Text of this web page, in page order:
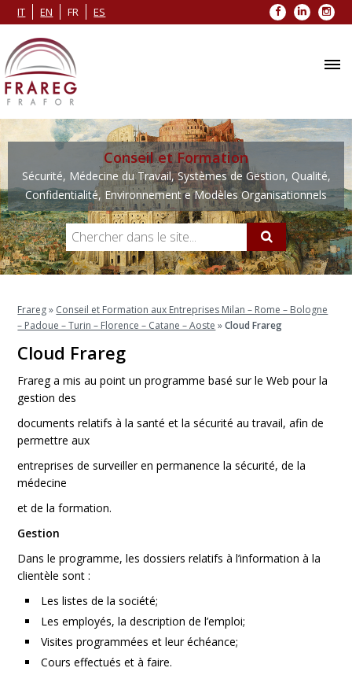
IT EN FR ES Facebook
LinkedIn
Conseil et Formation
Sécurité, Médecine du Travail, Systèmes de Gestion, Qualité,
Confidentialité, Environnement e Modèles Organisationnels
Frareg» Conseil et Formation aux Entreprises Milan – Rome – Bologne
– Padoue – Turin – Florence – Catane – Aoste »Cloud Frareg
Cloud Frareg
Frareg a mis au point un programme basé sur le Web pour la
gestion des
documents relatifs à la santé et la sécurité au travail, afin de
permettre aux
entreprises de surveiller en permanence la sécurité, de la
médecine
et de la formation.
Gestion
Dans le programme, les dossiers relatifs à l’information à la
clientèle sont :
Les listes de la société;
Les employés, la description de l’emploi;
Visites programmées et leur échéance;
Cours effectués et à faire.